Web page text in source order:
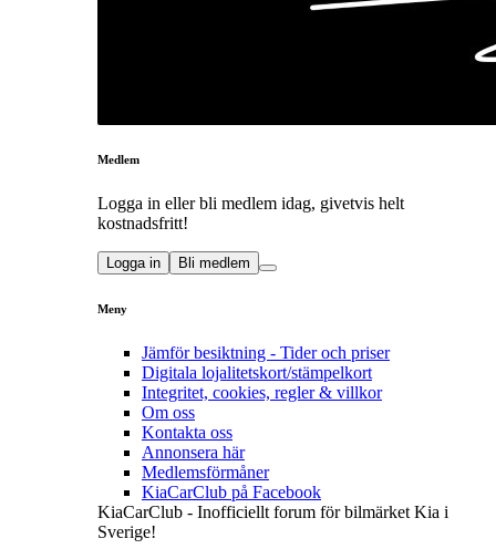
Medlem
Logga in eller bli medlem idag, givetvis helt
kostnadsfritt!
Logga in Bli medlem
Meny
Jämför besiktning - Tider och priser
Digitala lojalitetskort/stämpelkort
Integritet, cookies, regler & villkor
Om oss
Kontakta oss
Annonsera här
Medlemsförmåner
KiaCarClub på Facebook
KiaCarClub - Inofficiellt forum för bilmärket Kia i
Sverige!